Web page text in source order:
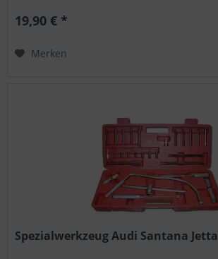
19,90 € *
Merken
Spezialwerkzeug Audi Santana Jetta